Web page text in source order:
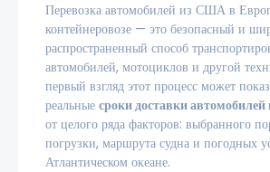
Перевозка автомобилей из США в
контейнеровозе — это безопасный и
распространенный способ
автомобилей, мотоциклов и другой
первый взгляд этот процесс может
реальные сроки доставки
от целого ряда факторов: выбранного
погрузки, маршрута судна и погодных
Атлантическом океане.